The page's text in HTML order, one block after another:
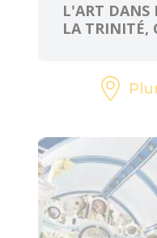
L'ART DANS
LA TRINITÉ,